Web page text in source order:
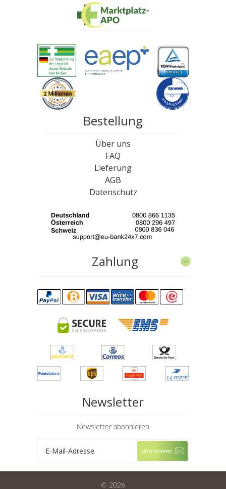
Bestellung
Über uns
FAQ
Lieferung
AGB
Datenschutz
Zahlung
Newsletter
Newsletter abonnieren
© 2026